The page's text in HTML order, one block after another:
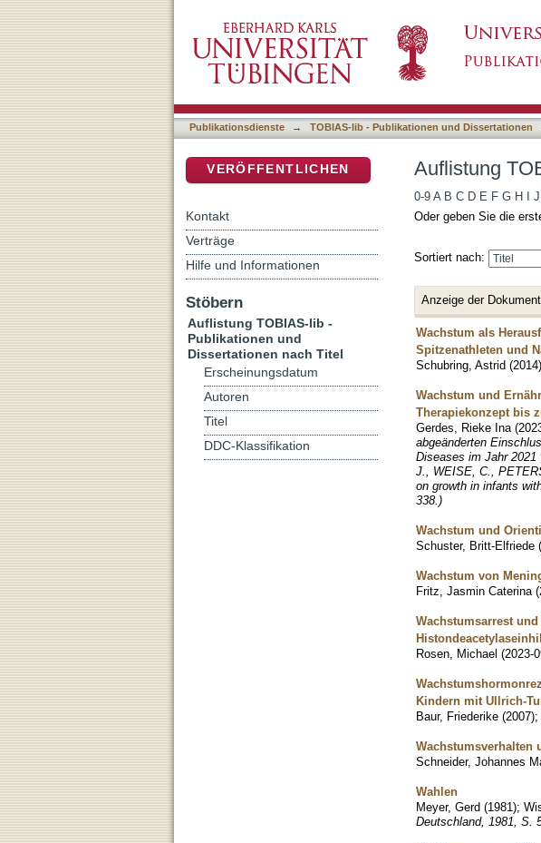
Publikationsdienste → TOBIAS-lib - Publikationen und Dissertationen
Auflistung
0-9 A B C D E F G H J
Oder geben Sie die
Sortiert nach:
Anzeige der
Wachstum als
Spitzenathleten und
Schubring, Astrid (2014)
Wachstum und
Therapiekonzept bis
Gerdes, Rieke Ina (
abgeänderten
Diseases im Jahr
J., WEISE, C.,
on growth in infants
338.)
Wachstum und
Schuster, Britt-Elfriede (
Wachstum von
Fritz, Jasmin Caterina (
Wachstumsarrest
Rosen, Michael (2023-
Kindern mit Ullrich-
Baur, Friederike (2007);
Wachstumsverhalten
Schneider, Johannes
Wahlen
Meyer, Gerd (1981);
Deutschland, 1981, S.
VERÖFFENTLICHEN
Kontakt
Verträge
Hilfe und Informationen
Stöbern
Auflistung TOBIAS-lib -
Publikationen und
Dissertationen nach Titel
Erscheinungsdatum
Autoren
Titel
DDC-Klassifikation